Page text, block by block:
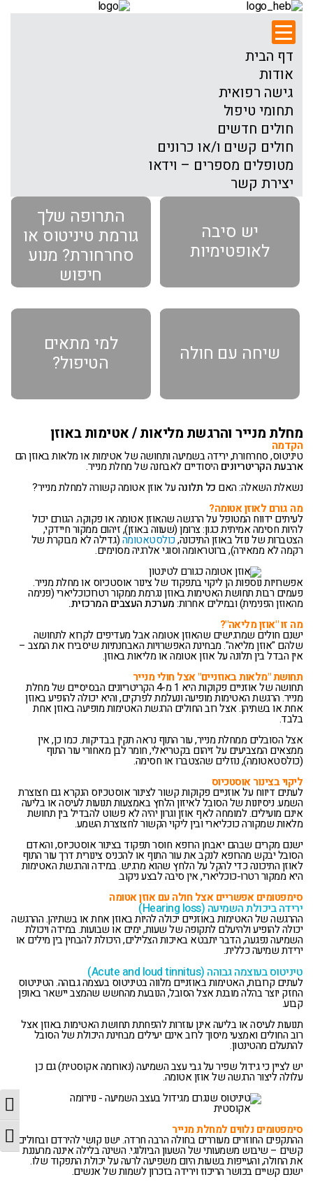
דף הבית
אודות
גישה רפואית
תחומי טיפול
חולים חדשים
חולים קשים ו/או כרונים
מטופלים מספרים – וידאו
יצירת קשר
התרופה שלך
גורמת טיניטוס או
סחרחורת? מנוע
חיפוש
יש סיבה
לאופטימיות
למי מתאים
הטיפול?
שיחה עם חולה
מחלת מנייר והרגשת מליאות / אטימות באוזן
הקדמה
טיניטוס, סחרחורת, ירידה בשמיעה ותחושה של אטימות או מלאות באוזן הם
ארבעת הקריטריונים היסודיים לאבחנה של מחלת מנייר.
נשאלת השאלה: האם כל תלונהעל אוזן אטומה קשורה למחלת מנייר?
מה גורם לאוזן אטומה?
לעיתים ידווח המטופל על הרגשה שהאוזן אטומה או פקוקה. הגורם יכול
להיות חסימה אמיתית כגון: צרומן (שעווה באוזן), זיהום ממקור חיידקי,
הצטברות של נוזל באוזן התיכונה,כולסטאטומה(גדילה לא מבוקרת של
רקמה לא ממאירה), ברוטראומה וסוגי אלרגיה מסוימים.
אפשרויות נוספות הן ליקוי בתפקוד של צינור אוסטכיוס או מחלת מנייר.
פעמים רבות תחושת האטימות באוזן נגרמת ממקור רטרוכוכליארי (פנימה
מהאוזן הפנימית) ובמילים אחרות:מערכת העצבים המרכזית.
מה זו "אוזן מליאה"?
ישנם חולים שמרגישים שהאוזן אטומה אבל מעדיפים לקרוא לתחושה
שלהם "אוזן מליאה". מבחינת האפשרויות האבחנתיות שיסבירו את המצב –
אין הבדל בין תלונה על אוזן אטומה או מליאות באוזן.
תחושת "מלאות באוזניים" אצל חולי מנייר
תחושה של אוזניים פקוקות היא 1 מ-4 הקריטריונים הבסיסיים של מחלת
מנייר. הרגשת האטימות מופיעה ונעלמת לפרקים, והיא יכולה להופיע באוזן
אחת או בשתיהן. אצל רוב החולים הרגשת האטימות מופיעה באוזן אחת
בלבד.
אצל הסובלים ממחלת מנייר, עור התוף נראה תקין בבדיקות. כמו כן, אין
ממצאים המצביעים על זיהום בקטריאלי, חומר לבן מאחורי עור התוף
(כולסטאטומה), נוזלים שהצטברו או חסימה.
ליקוי בצינור אוסטכיוס
לעתים דיווח על אוזניים פקוקות קשור לצינור אוסטכיוס הנקרא גם חצוצרת
השמע. ניסיונות של הסובל לאיזון הלחץ באמצעות תנועות לעיסה או בליעה
אינם מועילים. למומחה לאף אוזן וגרון יהיה לא פשוט להבדיל בין תחושת
מלאות שמקורה כוכליארי ובין ליקוי הקשור לחצוצרת השמע.
ישנם מקרים שבהם יאבחן הרופא חוסר תפקוד בצינור אוסטכיוס, והאדם
הסובל יבקש מהרופא לנקב את עור התוף או להכניס צינורית דרך עור התוף
לאוזן התיכונה כדי להקל על הלחץ שהוא מרגיש. במידה והרגשת האטימות
היא ממקור רטרו-כוכליארי, אין סיבה לבצע ניקוב.
סימפטומים אפשריים אצל חולה עם אוזן אטומה
ירידה ביכולת השמיעה (Hearing loss)
ההרגשה של האטימות באוזניים יכולה להיות באוזן אחת או בשתיהן. ההרגשה
יכולה להופיע ולהיעלם לתקופה של שעות, ימים או שבועות. במידה ויכולת
השמיעה נפגעה, הדבר יתבטא באיכות הצלילים, היכולת להבחין בין מילים או
ירידת שמיעה כללית.
טיניטוס בעוצמה גבוהה (Acute and loud tinnitus)
לעתים קרובות, האטימות באוזניים מלווה בטיניטוס בעצמה גבוהה. הטיניטוס
החזק יוצר בהלה מובנת אצל הסובל, הנובעת מהחשש שהמצב יישאר באופן
קבוע.
תנועות לעיסה או בליעה אינן עוזרות להפחתת תחושת האטימות באוזן אצל
רוב החולים ואמצעי מיסוך לרוב אינם יעילים מבחינת היכולת של הסובל
להתעלם מהטינטון.
יש לציין כי גידול שפיר על גבי עצב השמיעה (נאורומה אקוסטית) גם כן
עלולה ליצור הרגשה של אוזן אטומה.
סימפטומים נלווים למחלת מנייר
ההתקפים החוזרים מעוררים בחולה הרבה חרדה. ישנו קושי להירדם ובחולים
קשים – שיבוש משמעותי של השעון הביולוגי. השינה בלילה איננה מרעננת
את החולה, והעייפות בשעות היום משפיעה לרעה על יכולת התפקוד שלו.
ישנם קשיים בכושר הריכוז וירידה בזכרון לשמות של אנשים.